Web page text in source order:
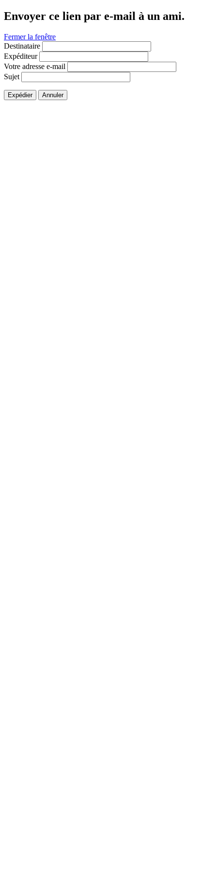
Envoyer ce lien par e-mail à un ami.
Fermer la fenêtre
Destinataire
Expéditeur
Votre adresse e-mail
Sujet
Expédier Annuler